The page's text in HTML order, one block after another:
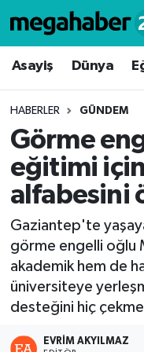
Asayiş Dünya
HABERLER GÜNDEM
Görme
eğitimi
alfabesini
Gaziantep'te
görme engelli oğlu
akademik hem de
üniversiteye
desteğini hiç
EVRIM AKYILMAZ
Hava Durumu
Süper Lig Puan
Tüm Manşetler
Son Dakika
Haber Arşivi